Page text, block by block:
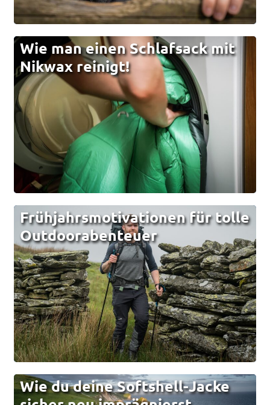
Wie man einen Schlafsack mit
Nikwax reinigt!
Frühjahrsmotivationen für tolle
Outdoorabenteuer
Wie du deine Softshell-Jacke